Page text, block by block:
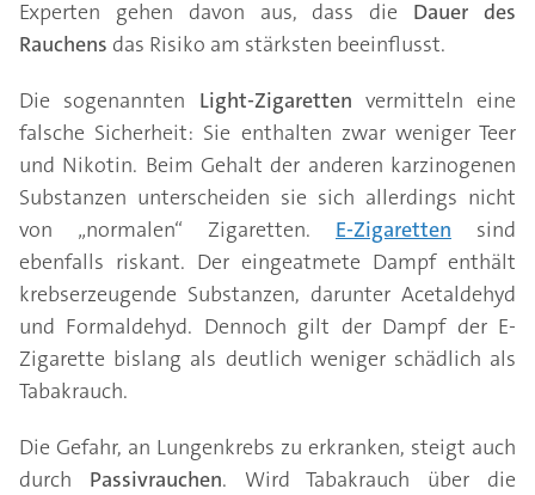
Experten gehen davon aus, dass die Dauer des
Rauchens das Risiko am stärksten beeinflusst.
Die sogenannten Light-Zigaretten vermitteln eine
falsche Sicherheit: Sie enthalten zwar weniger Teer
und Nikotin. Beim Gehalt der anderen karzinogenen
Substanzen unterscheiden sie sich allerdings nicht
von „normalen“ Zigaretten. E-Zigaretten sind
ebenfalls riskant. Der eingeatmete Dampf enthält
krebserzeugende Substanzen, darunter Acetaldehyd
und Formaldehyd. Dennoch gilt der Dampf der E-
Zigarette bislang als deutlich weniger schädlich als
Tabakrauch.
Die Gefahr, an Lungenkrebs zu erkranken, steigt auch
durch Passivrauchen. Wird Tabakrauch über die